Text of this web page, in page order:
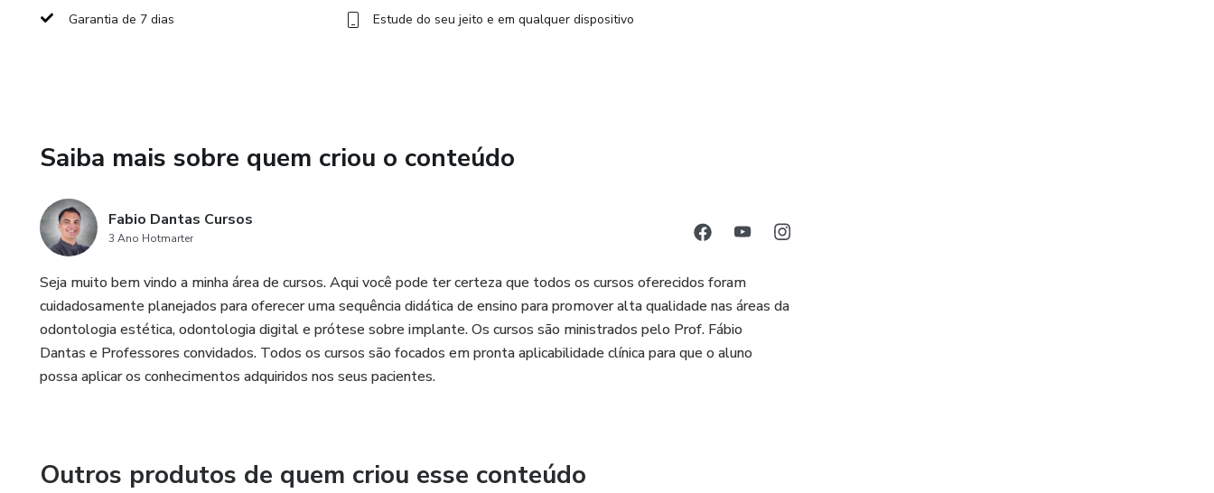
Garantia de 7 dias Estude do seu jeito e em qualquer dispositivo
Saiba mais sobre quem criou o conteúdo
Fabio Dantas Cursos
3 Ano Hotmarter
Seja muito bem vindo a minha área de cursos. Aqui você pode ter certeza que todos os cursos oferecidos foram
cuidadosamente planejados para oferecer uma sequência didática de ensino para promover alta qualidade nas áreas da
odontologia estética, odontologia digital e prótese sobre implante. Os cursos são ministrados pelo Prof. Fábio
Dantas e Professores convidados. Todos os cursos são focados em pronta aplicabilidade clínica para que o aluno
possa aplicar os conhecimentos adquiridos nos seus pacientes.
Outros produtos de quem criou esse conteúdo